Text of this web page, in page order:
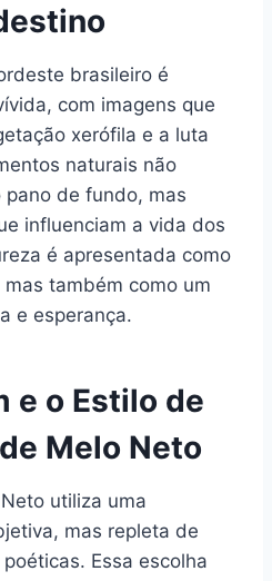
brasileiro é
com imagens que
xerófila e a luta
naturais não
pano de fundo, mas
influenciam a vida dos
é apresentada como
também como um
e esperança.
e o Estilo de
Melo Neto
utiliza uma
mas repleta de
Essa escolha